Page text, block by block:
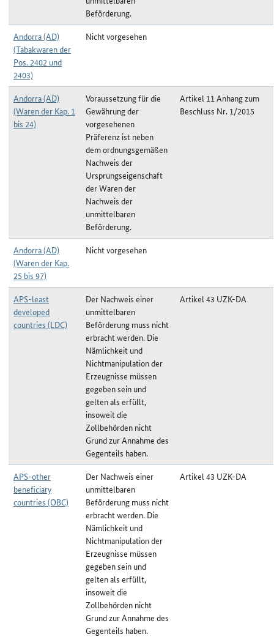
Beförderung.
Andorra (AD)
(Tabakwaren der
Pos. 2402 und
2403)
Nicht vorgesehen
Andorra (AD)
(Waren der Kap. 1
bis 24)
Voraussetzung für die
Gewährung der
vorgesehenen
Präferenz ist neben
dem ordnungsgemäßen
Nachweis der
Ursprungseigenschaft
der Waren der
Nachweis der
unmittelbaren
Beförderung.
Artikel 11 Anhang zum
Beschluss Nr. 1/2015
Andorra (AD)
(Waren der Kap.
25 bis 97)
Nicht vorgesehen
APS-least
developed
countries (LDC)
Der Nachweis einer
unmittelbaren
Beförderung muss nicht
erbracht werden. Die
Nämlichkeit und
Nichtmanipulation der
Erzeugnisse müssen
gegeben sein und
gelten als erfüllt,
insoweit die
Zollbehörden nicht
Grund zur Annahme des
Gegenteils haben.
Artikel 43 UZK-DA
APS-other
beneficiary
countries (OBC)
Der Nachweis einer
unmittelbaren
Beförderung muss nicht
erbracht werden. Die
Nämlichkeit und
Nichtmanipulation der
Erzeugnisse müssen
gegeben sein und
gelten als erfüllt,
insoweit die
Zollbehörden nicht
Grund zur Annahme des
Gegenteils haben.
Artikel 43 UZK-DA